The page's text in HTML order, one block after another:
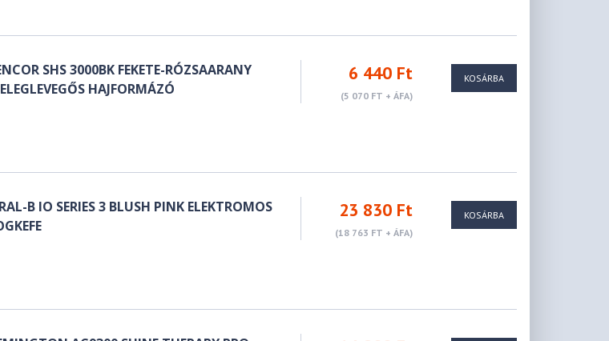
SHS 3000BK FEKETE-RÓZSAARANY
HAJFORMÁZÓ
6 440 Ft
(5 070 FT + ÁFA)
KOSÁRBA
B IO SERIES 3 BLUSH PINK ELEKTROMOS
23 830 Ft
(18 763 FT + ÁFA)
KOSÁRBA